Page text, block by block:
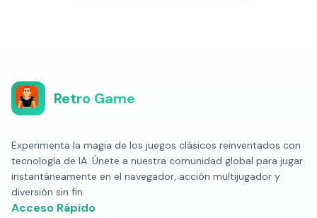
Retro Game
Experimenta la magia de los juegos clásicos reinventados con
tecnología de IA. Únete a nuestra comunidad global para jugar
instantáneamente en el navegador, acción multijugador y
diversión sin fin.
Acceso Rápido